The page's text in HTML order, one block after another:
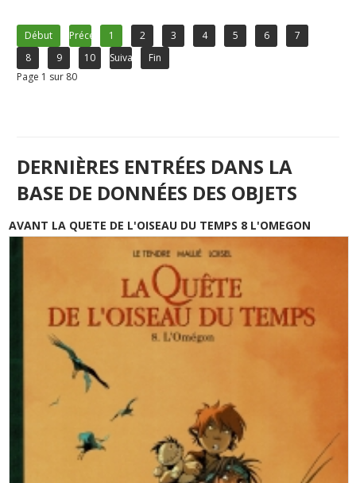
Début Précédent1 2 3 4 5 6
7
8
9 10 Suivant
Fin
Page 1 sur 80
DERNIÈRES ENTRÉES DANS LA
BASE DE DONNÉES DES OBJETS
AVANT LA QUETE DE L'OISEAU DU TEMPS 8 L'OMEGON